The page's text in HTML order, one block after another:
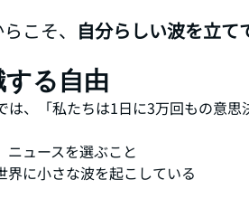
こそ、 自分らしい波を立て
る自由
は、「私たちは1日に3万回もの意
ニュースを選ぶこと
界に小さな波を起こしている